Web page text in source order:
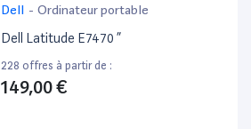
Dell - Ordinateur portable
Dell Latitude E7470 ”
228 offres à partir de :
149,00 €